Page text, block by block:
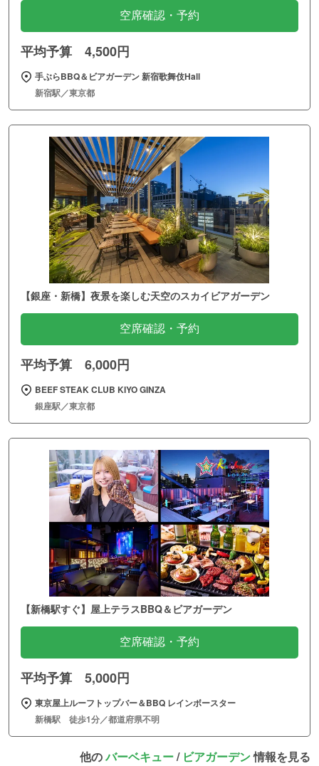
空席確認・予約
平均予算 4,500円
手ぶらBBQ＆ビアガーデン 新宿歌舞伎Hall
新宿駅／東京都
【銀座・新橋】夜景を楽しむ天空のスカイビアガーデン
空席確認・予約
平均予算 6,000円
BEEF STEAK CLUB KIYO GINZA
銀座駅／東京都
【新橋駅すぐ】屋上テラスBBQ＆ビアガーデン
空席確認・予約
平均予算 5,000円
東京屋上ルーフトップバー＆BBQ レインボースター
新橋駅 徒歩1分／都道府県不明
他のバーベキュー/ ビアガーデン情報を見る